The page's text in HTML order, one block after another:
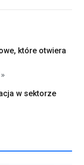
które otwiera
w sektorze